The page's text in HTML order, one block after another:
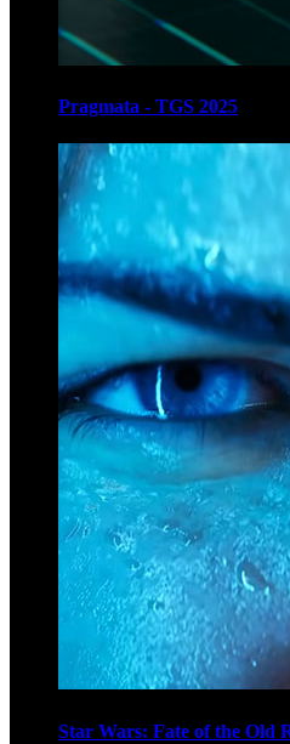
Pragmata - TGS 2025
Star Wars: Fate of the Old